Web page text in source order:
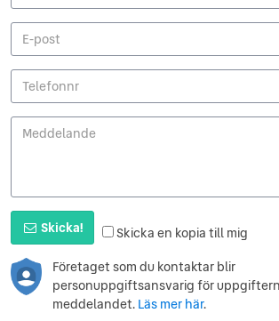
Skicka!
Skicka en kopia till mig
Företaget som du kontaktar blir
personuppgiftsansvarig för
meddelandet. Läs mer här.